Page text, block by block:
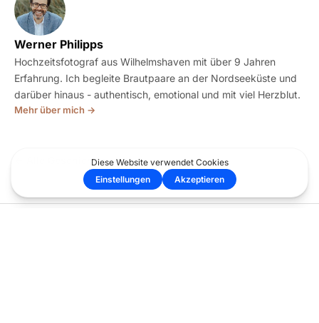
Werner Philipps
Hochzeitsfotograf aus Wilhelmshaven mit über 9 Jahren
Erfahrung. Ich begleite Brautpaare an der Nordseeküste und
darüber hinaus - authentisch, emotional und mit viel Herzblut.
Mehr über mich →
← Alle Geschichten